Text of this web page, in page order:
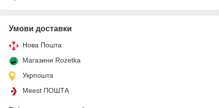
Умови доставки
Нова Пошта
Магазини Rozetka
Укрпошта
Meest ПОШТА